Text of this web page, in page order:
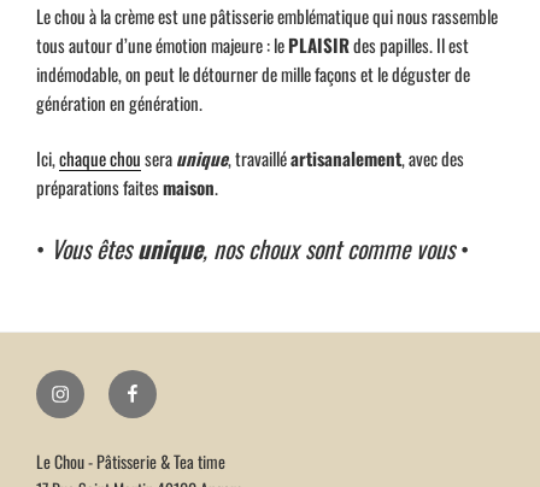
Le chou à la crème est une pâtisserie emblématique qui nous rassemble
tous autour d’une émotion majeure : lePLAISIRdes papilles. Il est
indémodable, on peut le détourner de mille façons et le déguster de
génération en génération.
Ici,chaque chouseraunique, travailléartisanalement, avec des
préparations faitesmaison.
• Vous êtesunique, nos choux sont comme vous•
InstagramFacebook
Le Chou - Pâtisserie & Tea time